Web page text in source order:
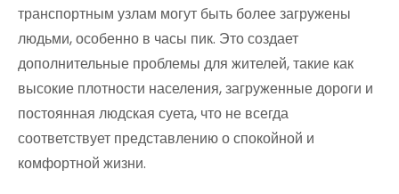
транспортным узлам могут быть более загружены
людьми, особенно в часы пик. Это создает
дополнительные проблемы для жителей, такие как
высокие плотности населения, загруженные дороги и
постоянная людская суета, что не всегда
соответствует представлению о спокойной и
комфортной жизни.